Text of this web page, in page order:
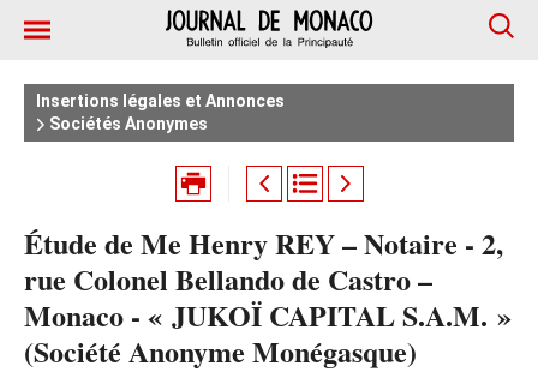
Insertions légales et Annonces
Sociétés Anonymes
Étude de Me Henry REY – Notaire - 2,
rue Colonel Bellando de Castro –
Monaco - « JUKOÏ CAPITAL S.A.M. »
(Société Anonyme Monégasque)